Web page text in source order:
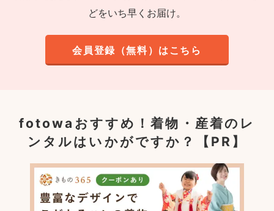
どをいち早くお届け。
会員登録（無料）はこちら
fotowaおすすめ！着物・産着のレ
ンタルはいかがですか？【PR】